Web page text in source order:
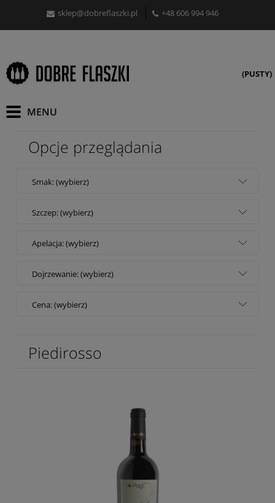
sklep@dobreflaszki.pl +48 606 994 946
(PUSTY)
Opcje przeglądania
Smak: (wybierz)
Szczep: (wybierz)
Apelacja: (wybierz)
Dojrzewanie: (wybierz)
Cena: (wybierz)
Piedirosso